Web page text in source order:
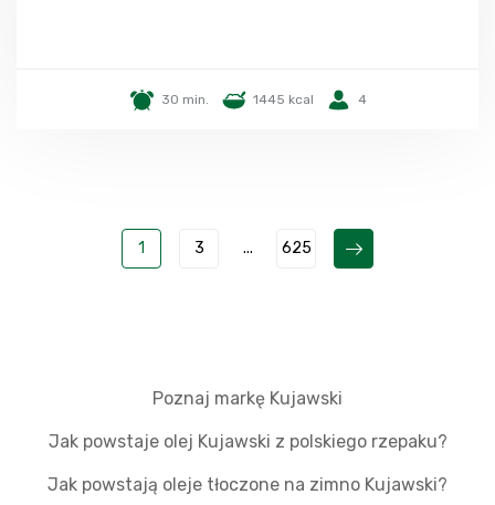
30 min. 1445 kcal 4
1 3 ... 625
Poznaj markę Kujawski
Jak powstaje olej Kujawski z polskiego rzepaku?
Jak powstają oleje tłoczone na zimno Kujawski?